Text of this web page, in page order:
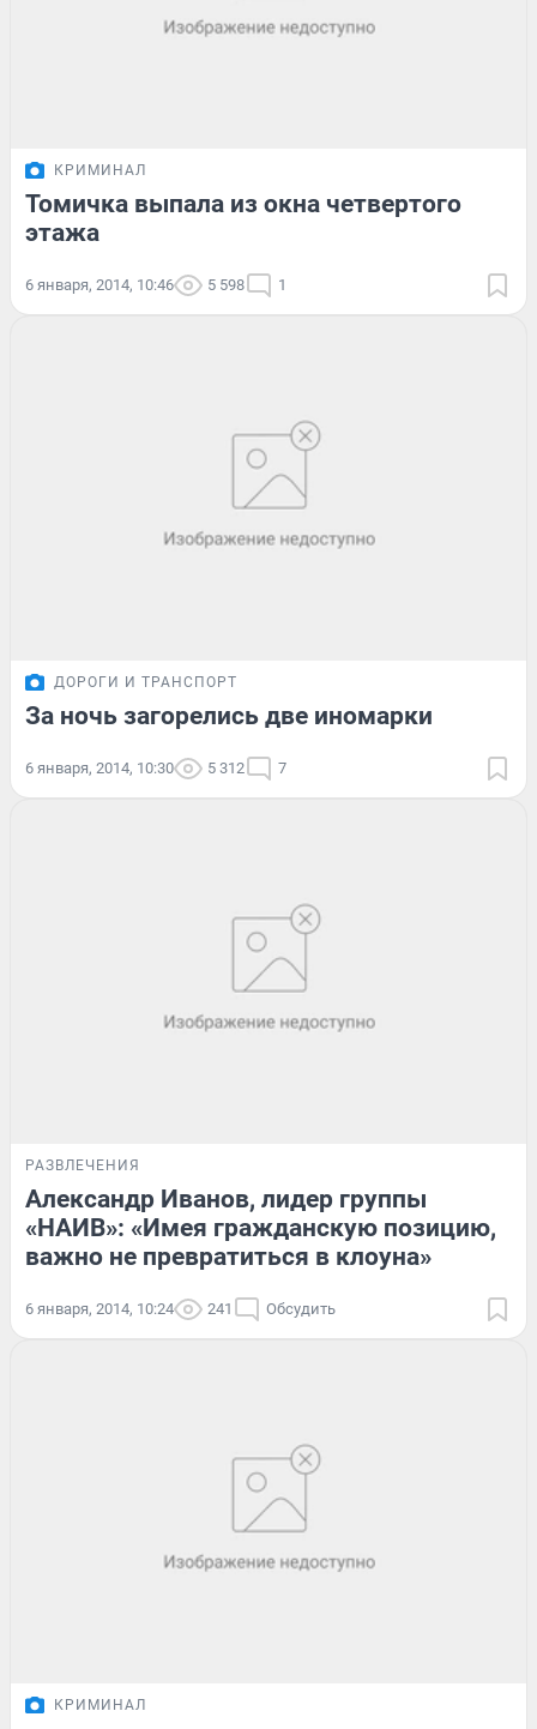
КРИМИНАЛ
Томичка выпала из окна четвертого
этажа
6 января, 2014, 10:46 5 598 1
ДОРОГИ И ТРАНСПОРТ
За ночь загорелись две иномарки
6 января, 2014, 10:30 5 312 7
РАЗВЛЕЧЕНИЯ
Александр Иванов, лидер группы
«НАИВ»: «Имея гражданскую позицию,
важно не превратиться в клоуна»
6 января, 2014, 10:24 241 Обсудить
КРИМИНАЛ